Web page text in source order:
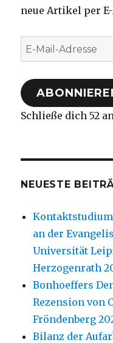
neue Artikel per
E-
Mail-
Adresse
Schließe dich 52
NEUESTE
an der
Universität
Herzogenrath
Bonhoeffers
Rezension von
Fröndenberg
Bilanz der